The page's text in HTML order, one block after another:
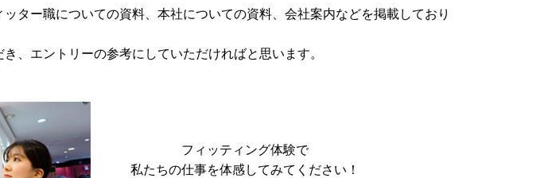
ター職についての資料、本社についての資料、会社案内などを掲載しており
、エントリーの参考にしていただければと思います。
フィッティング体験で
私たちの仕事を体感してみてください！